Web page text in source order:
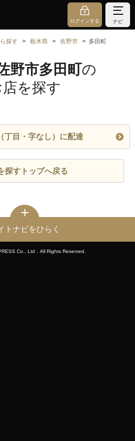
ログインする ナビ
探す 栃木県 佐野市 多田町
野市多田町の
店を探す
丁目・字なし）に配達
探すトップへ戻る
トナビをひらく
Co., Ltd．All Rights Reserved.